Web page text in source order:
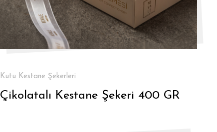
Kutu Kestane Şekerleri
Çikolatalı Kestane Şekeri 400 GR